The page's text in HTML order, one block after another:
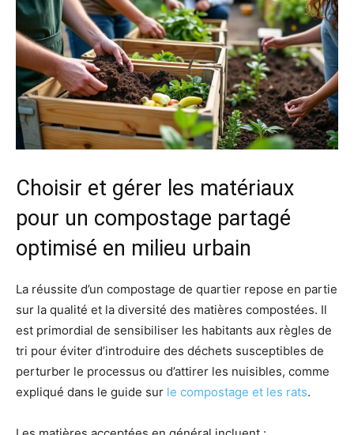
Choisir et gérer les matériaux
pour un compostage partagé
optimisé en milieu urbain
La réussite d’un compostage de quartier repose en partie
sur la qualité et la diversité des matières compostées. Il
est primordial de sensibiliser les habitants aux règles de
tri pour éviter d’introduire des déchets susceptibles de
perturber le processus ou d’attirer les nuisibles, comme
expliqué dans le guide sur le compostage et les rats.